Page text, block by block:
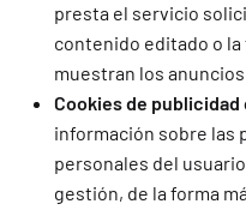
presta el servicio
contenido editado o
muestran los anuncios
Cookies de
información sobre las
personales del
gestión, de la forma